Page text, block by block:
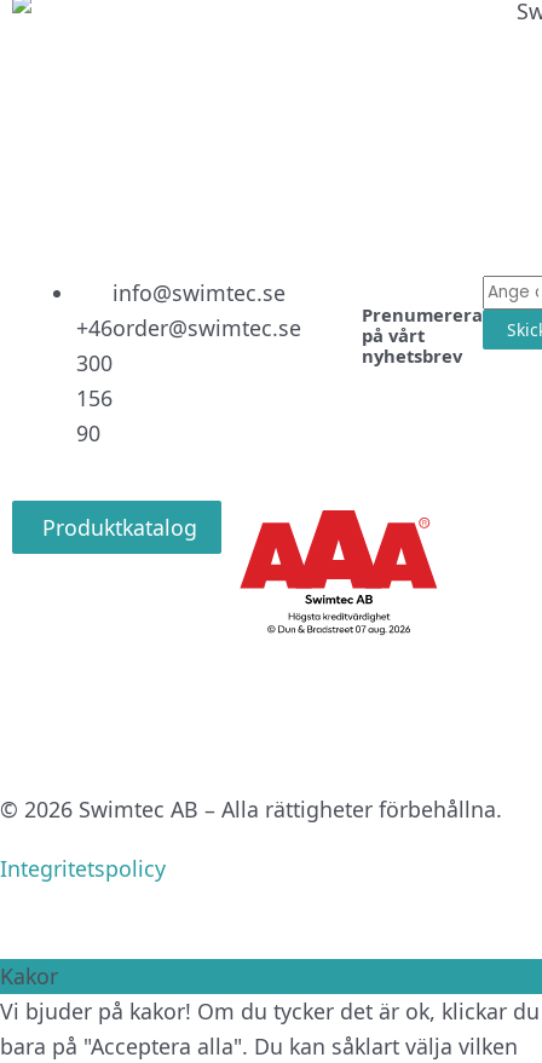
+46
300
156
90
info@swimtec.se
order@swimtec.se
Prenumerera
på vårt
nyhetsbrev
E-
post
Produktkatalog
© 2026 Swimtec AB – Alla rättigheter förbehållna.
Integritetspolicy
Kakor
Vi bjuder på kakor! Om du tycker det är ok, klickar du
bara på "Acceptera alla". Du kan såklart välja vilken